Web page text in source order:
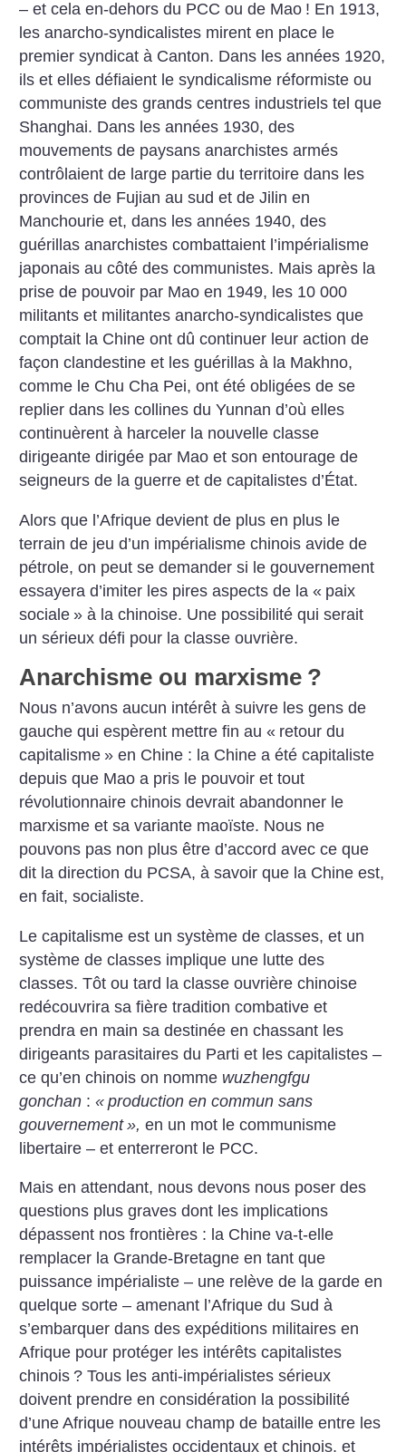
– et cela en-dehors du PCC ou de Mao ! En 1913,
les anarcho-syndicalistes mirent en place le
premier syndicat à Canton. Dans les années 1920,
ils et elles défiaient le syndicalisme réformiste ou
communiste des grands centres industriels tel que
Shanghai. Dans les années 1930, des
mouvements de paysans anarchistes armés
contrôlaient de large partie du territoire dans les
provinces de Fujian au sud et de Jilin en
Manchourie et, dans les années 1940, des
guérillas anarchistes combattaient l’impérialisme
japonais au côté des communistes. Mais après la
prise de pouvoir par Mao en 1949, les 10 000
militants et militantes anarcho-syndicalistes que
comptait la Chine ont dû continuer leur action de
façon clandestine et les guérillas à la Makhno,
comme le Chu Cha Pei, ont été obligées de se
replier dans les collines du Yunnan d’où elles
continuèrent à harceler la nouvelle classe
dirigeante dirigée par Mao et son entourage de
seigneurs de la guerre et de capitalistes d’État.
Alors que l’Afrique devient de plus en plus le
terrain de jeu d’un impérialisme chinois avide de
pétrole, on peut se demander si le gouvernement
essayera d’imiter les pires aspects de la « paix
sociale » à la chinoise. Une possibilité qui serait
un sérieux défi pour la classe ouvrière.
Anarchisme ou marxisme ?
Nous n’avons aucun intérêt à suivre les gens de
gauche qui espèrent mettre fin au « retour du
capitalisme » en Chine : la Chine a été capitaliste
depuis que Mao a pris le pouvoir et tout
révolutionnaire chinois devrait abandonner le
marxisme et sa variante maoïste. Nous ne
pouvons pas non plus être d’accord avec ce que
dit la direction du PCSA, à savoir que la Chine est,
en fait, socialiste.
Le capitalisme est un système de classes, et un
système de classes implique une lutte des
classes. Tôt ou tard la classe ouvrière chinoise
redécouvrira sa fière tradition combative et
prendra en main sa destinée en chassant les
dirigeants parasitaires du Parti et les capitalistes –
ce qu’en chinois on nomme wuzhengfgu
gonchan :« production en commun sans
gouvernement », en un mot le communisme
libertaire – et enterreront le PCC.
Mais en attendant, nous devons nous poser des
questions plus graves dont les implications
dépassent nos frontières : la Chine va-t-elle
remplacer la Grande-Bretagne en tant que
puissance impérialiste – une relève de la garde en
quelque sorte – amenant l’Afrique du Sud à
s’embarquer dans des expéditions militaires en
Afrique pour protéger les intérêts capitalistes
chinois ? Tous les anti-impérialistes sérieux
doivent prendre en considération la possibilité
d’une Afrique nouveau champ de bataille entre les
intérêts impérialistes occidentaux et chinois, et